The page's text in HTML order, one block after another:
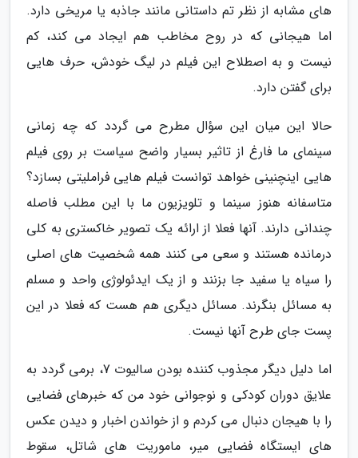
های مشابه از نظر تم داستانی مانند جاذبه یا مریخی دارد.
اما هیجانی که در روح مخاطب هم ایجاد می کند، کم
نیست و به اصطلاح این فیلم در لیگ خودش، حرف هایی
برای گفتن دارد.
حالا این میان این سؤال مطرح می گردد که چه زمانی
سینمای ما فارغ از تاثیر بسیار واضح سیاست بر روی فیلم
هایی اینچنینی خواهد توانست فیلم هایی فراملیتی بسازد؟
متاسفانه هنوز سینما و تلویزیون ما با این مطلب فاصله
چندانی دارند. آنها فعلا از ارائه یک تصویر خاکستری به کلی
درمانده هستند و سعی می کنند همه شخصیت های اصلی
را سیاه یا سفید جا بزنند و از یک ایدئولوژی واحد و مسلم
به مسائل بنگرند. مسائل دیگری هم هست که فعلا در این
پست جای طرح آنها نیست.
اما دلیل دیگر مجذوب کننده بودن سالیوت 7، برمی گردد به
علایق دوران کودکی و نوجوانی خود من که خبرهای فضایی
را با هیجان دنبال می کردم و از خواندن اخبار و دیدن عکس
های ایستگاه فضایی میر، ماموریت های شاتل، سقوط